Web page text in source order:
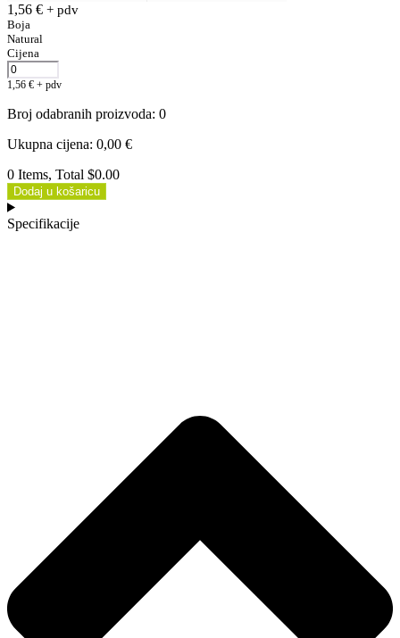
1,56 € + pdv
Boja
Natural
Cijena
1,56 € + pdv
Broj odabranih proizvoda: 0
Ukupna cijena: 0,00 €
0 Items, Total $0.00
Dodaj u košaricu
Specifikacije